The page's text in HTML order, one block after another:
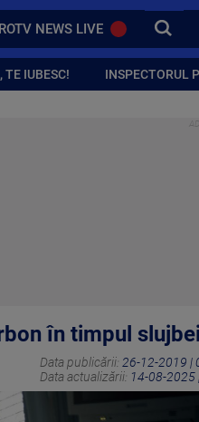
NEWS LIVE CAUTA
TE IUBESC! INSPECTORUL
în timpul slujbei
Data publicării: 26-12-2019 |
Data actualizării: 14-08-2025